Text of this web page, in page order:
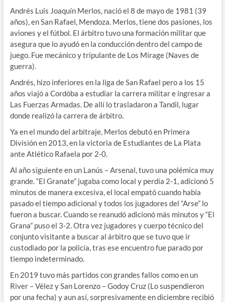
Andrés Luis Joaquín Merlos, nació el 8 de mayo de 1981 (39
años), en San Rafael, Mendoza. Merlos, tiene dos pasiones, los
aviones y el fútbol. El árbitro tuvo una formación militar que
asegura que lo ayudó en la conducción dentro del campo de
juego. Fue mecánico y tripulante de Los Mirage (Naves de
guerra).
Andrés, hizo inferiores en la liga de San Rafael pero a los 15
años viajó a Cordóba a estudiar la carrera militar e ingresar a
Las Fuerzas Armadas. De allí lo trasladaron a Tandil, lugar
donde realizó la carrera de árbitro.
Ya en el mundo del arbitraje, Merlos debutó en Primera
División en 2013, en la victoria de Estudiantes de La Plata
ante Atlético Rafaela por 2-0.
Al año siguiente en un Lanús – Arsenal, tuvo una polémica muy
grande. “El Granate” jugaba como local y perdía 2-1, adicionó 5
minutos de manera excesiva, el local empató cuando había
pasado el tiempo adicional y todos los jugadores del “Arse” lo
fueron a buscar. Cuando se reanudó adicionó más minutos y “El
Grana” puso el 3-2. Otra vez jugadores y cuerpo técnico del
conjunto visitante a buscar al árbitro que se tuvo que ir
custodiado por la policía, tras ese encuentro fue parado por
tiempo indeterminado.
En 2019 tuvo más partidos con grandes fallos como en un
River – Vélez y San Lorenzo – Godoy Cruz (Lo suspendieron
por una fecha) y aun así, sorpresivamente en diciembre recibió